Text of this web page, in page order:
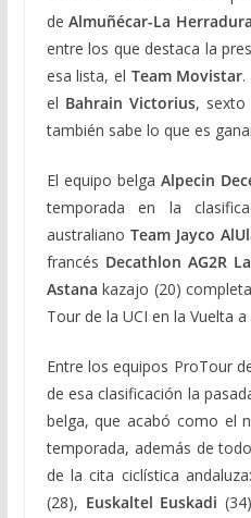
deAlmuñécar-La Herradura
entre los que destaca la
esa lista, el Team Movistar.
el Bahrain Victorius, sexto
también sabe lo que es
El equipo belga Alpecin
temporada en la
australiano Team Jayco
francés Decathlon AG2R
Astana kazajo (20)
Tour de la UCI en la Vuelta a
Entre los equipos ProTour
de esa clasificación la
belga, que acabó como el
temporada, además de
de la cita ciclística
(28), Euskaltel Euskadi